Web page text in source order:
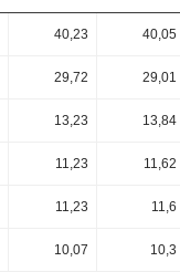
40,23 40,05
29,72 29,01
13,23 13,84
11,23 11,62
11,23 11,6
10,07 10,3